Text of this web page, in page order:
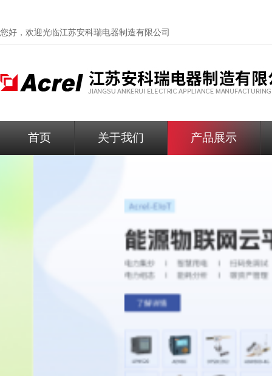
您好，欢迎光临江苏安科瑞电器制造有限公司
首页 关于我们 产品展示